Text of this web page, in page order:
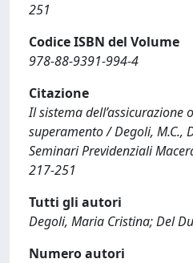
251
Codice ISBN del Volume
978-88-9391-994-4
Citazione
Il sistema
superamento / Degoli, M.C.,
Seminari Previdenziali
217-251
Tutti gli autori
Degoli, Maria Cristina; Del
Numero autori